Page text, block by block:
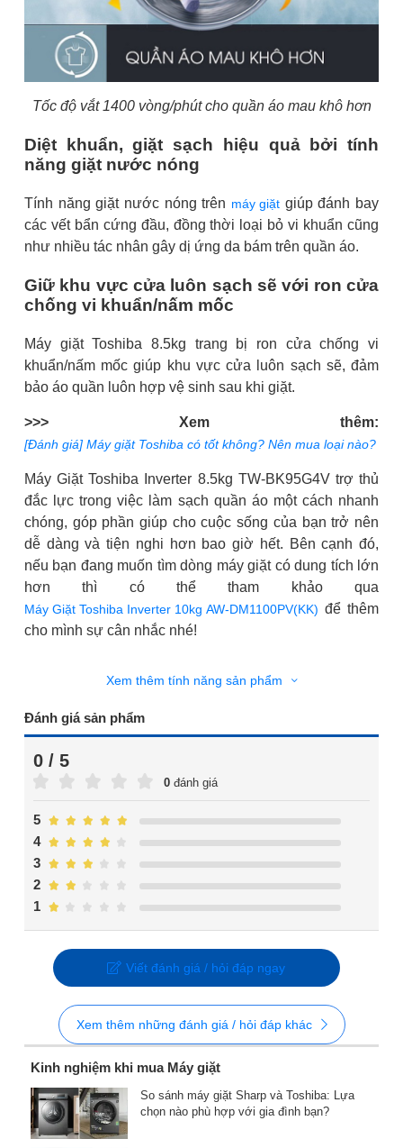
Tốc độ vắt 1400 vòng/phút cho quần áo mau khô hơn
Diệt khuẩn, giặt sạch hiệu quả bởi tính
năng giặt nước nóng
Tính năng giặt nước nóng trên máy giặt giúp đánh bay
các vết bẩn cứng đầu, đồng thời loại bỏ vi khuẩn cũng
như nhiều tác nhân gây dị ứng da bám trên quần áo.
Giữ khu vực cửa luôn sạch sẽ với ron cửa
chống vi khuẩn/nấm mốc
Máy giặt Toshiba 8.5kg trang bị ron cửa chống vi
khuẩn/nấm mốc giúp khu vực cửa luôn sạch sẽ, đảm
bảo áo quần luôn hợp vệ sinh sau khi giặt.
>>> Xem thêm:
[Đánh giá] Máy giặt Toshiba có tốt không? Nên mua loại nào?
Máy Giặt Toshiba Inverter 8.5kg TW-BK95G4V trợ thủ
đắc lực trong việc làm sạch quần áo một cách nhanh
chóng, góp phần giúp cho cuộc sống của bạn trở nên
dễ dàng và tiện nghi hơn bao giờ hết. Bên cạnh đó,
nếu bạn đang muốn tìm dòng máy giặt có dung tích lớn
Máy Giặt Toshiba Inverter 10kg AW-DM1100PV(KK) để thêm
cho mình sự cân nhắc nhé!
Xem thêm tính năng sản phẩm
Đánh giá sản phẩm
0 / 5
0 đánh giá
1
2
3
4
5
Viết đánh giá / hỏi đáp ngay
Xem thêm những đánh giá / hỏi đáp khác
Kinh nghiệm khi mua Máy giặt
So sánh máy giặt Sharp và Toshiba: Lựa
chọn nào phù hợp với gia đình bạn?